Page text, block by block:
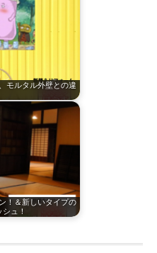
モルタル外壁との違
！＆新しいタイプの
ュ！